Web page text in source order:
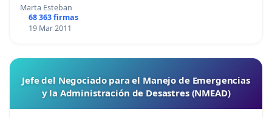
Marta Esteban
68 363 firmas
19 Mar 2011
Jefe del Negociado para el Manejo de Emergencias
y la Administración de Desastres (NMEAD)